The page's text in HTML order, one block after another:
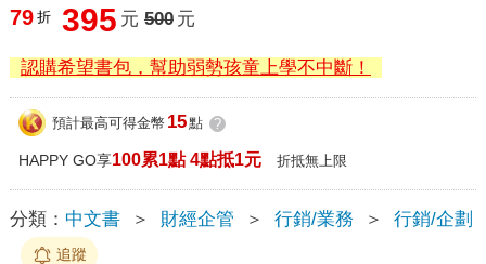
79 折 395 元 500 元
認購希望書包，幫助弱勢孩童上學不中斷！
預計最高可得金幣 15點 ?
HAPPY GO享100累1點 4點抵1元 折抵無上限
分類： 中文書 ＞ 財經企管 ＞ 行銷/業務 ＞ 行銷/企劃
追蹤